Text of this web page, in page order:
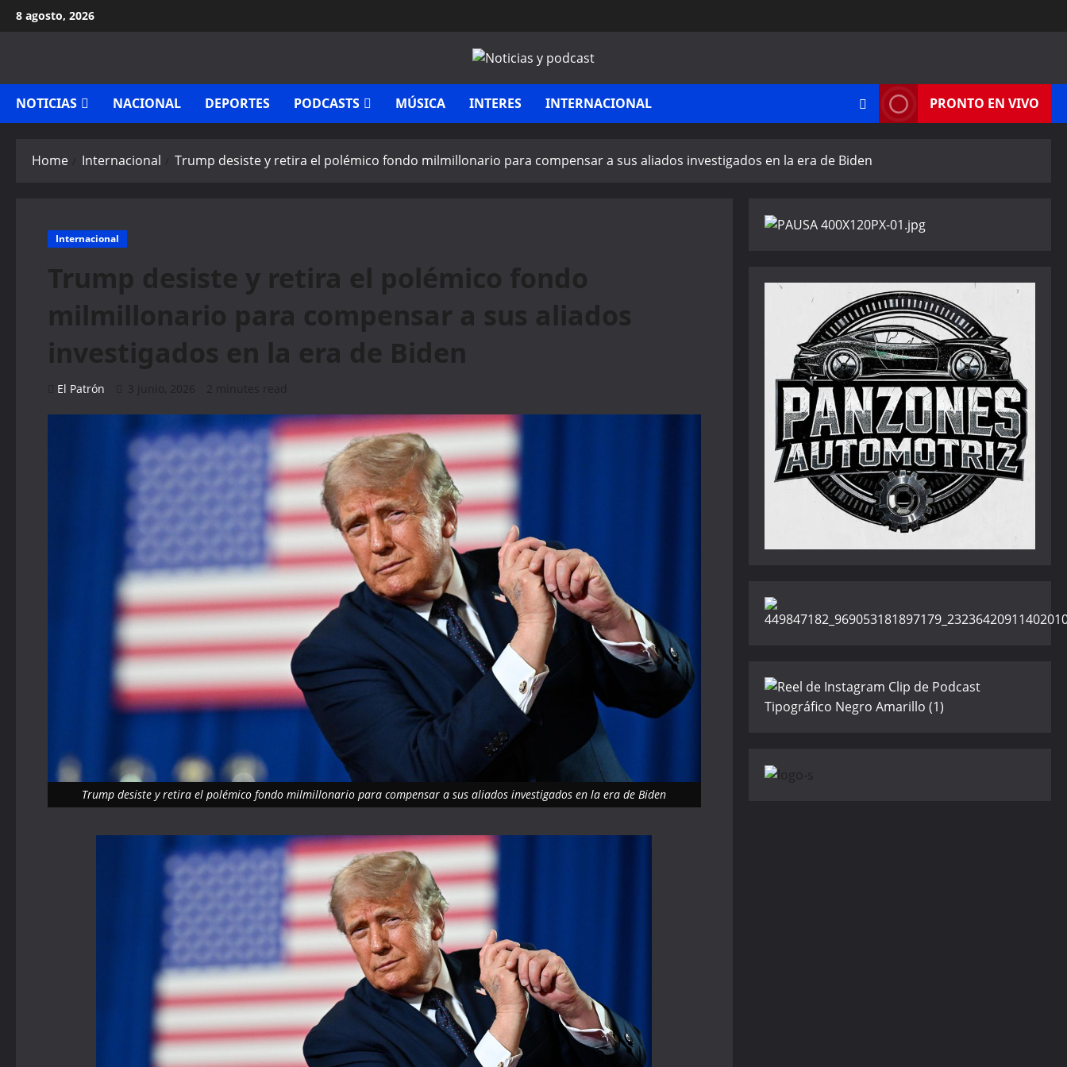
Skip
to
8 agosto, 2026
NOTICIAS NACIONAL DEPORTES PODCASTS MÚSICA INTERES INTERNACIONAL PRONTO EN VIVO
Home Internacional Trump desiste y retira el polémico fondo milmillonario para compensar a sus aliados investigados en la era de Biden
Internacional
Trump desiste y retira el polémico fondo
milmillonario para compensar a sus aliados
investigados en la era de Biden
El Patrón 3 junio, 2026 2 minutes read
Trump desiste y retira el polémico fondo milmillonario para compensar a sus aliados investigados en la era de Biden